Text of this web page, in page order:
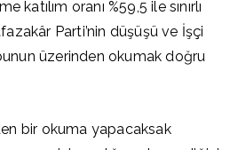
katılım oranı %59,5 ile sınırlı
Parti’nin düşüşü ve İşçi
üzerinden okumak doğru
bir okuma yapacaksak